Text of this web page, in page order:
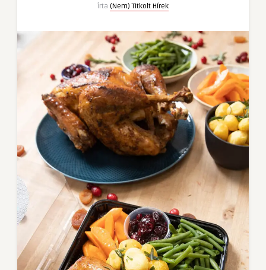
Írta (Nem) Titkolt Hírek